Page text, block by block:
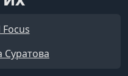
Суратова